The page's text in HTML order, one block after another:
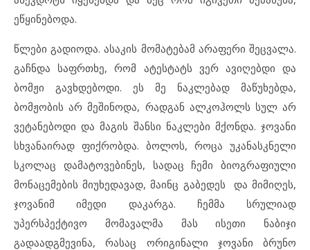
ეწყინებოდა.
წლები გადიოდა. ასაკის მომატებამ არაფერი შეცვალა.
გაჩნდა საფრთხე, რომ ატესტატს ვერ ავიღებდი და
ბომჟი გავხდებოდი. ეს მე ნაკლებად მაწუხებდა,
ბომჟობის არ მეშინოდა, რადგან ალკოჰოლს სულ არ
ვეტანებოდი და მაგის შანსი ნაკლები მქონდა. ჯოვანი
სხვანაირად ფიქრობდა. ბოლოს, როცა უკანასკნელი
სკოლაც დამატოვებინეს, სადაც ჩემი ბიოგრაფიული
მონაცემების მიუხედავად, მაინც გაბედეს და მიმიღეს,
ჯოვანიმ იმედი დაკარგა. ჩემმა სრულიად
უპერსპექტივო მომავალმა მას ისეთი ნაბიჯი
გადაადგმევინა, რასაც ორიგინალი ჯოვანი ბრუნო